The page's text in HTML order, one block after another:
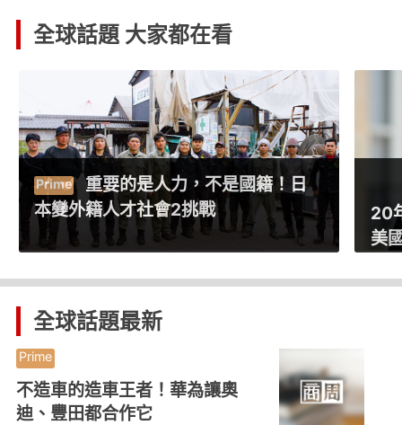
全球話題 大家都在看
國籍！日
20年首見！全球對中國好感首度
美國，發生什麼事？
全球話題最新
不造車的造車王者！華為讓奧
迪、豐田都合作它